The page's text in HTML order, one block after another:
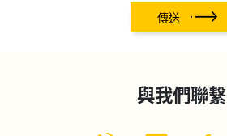
傳送
與我們聯繫